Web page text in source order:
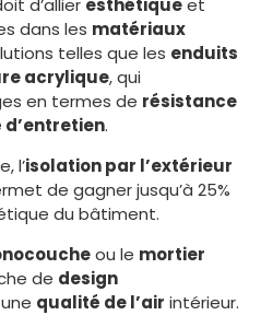
d’allier esthétiqueet
dans les matériaux
telles que les enduits
acrylique, qui
en termes de résistance
.
l’isolation par l’extérieur
de gagner jusqu’à 25%
du bâtiment.
ou le mortier
de design
qualité de l’air intérieur.